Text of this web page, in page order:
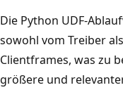
Die Python UDF-
sowohl vom Treiber
Clientframes, was zu
größere und